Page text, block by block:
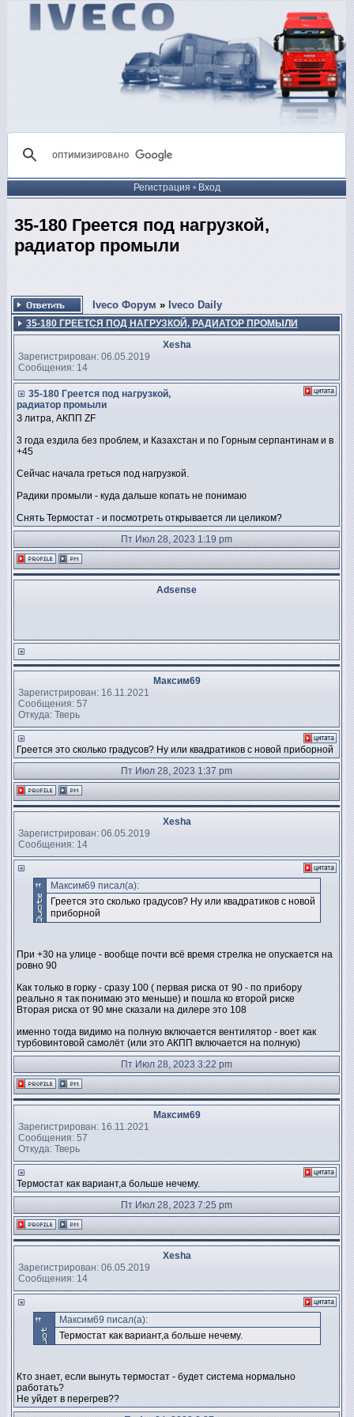
Регистрация • Вход
35-180 Греется под нагрузкой,
радиатор промыли
Iveco Форум » Iveco Daily
35-180 ГРЕЕТСЯ ПОД НАГРУЗКОЙ, РАДИАТОР ПРОМЫЛИ
Xesha
Зарегистрирован: 06.05.2019
Сообщения: 14
35-180 Греется под нагрузкой,
радиатор промыли
З литра, АКПП ZF
3 года ездила без проблем, и Казахстан и по Горным серпантинам и в
+45
Сейчас начала греться под нагрузкой.
Радики промыли - куда дальше копать не понимаю
Снять Термостат - и посмотреть открывается ли целиком?
Пт Июл 28, 2023 1:19 pm
Adsense
Максим69
Зарегистрирован: 16.11.2021
Сообщения: 57
Откуда: Тверь
Греется это сколько градусов? Ну или квадратиков с новой приборной
Пт Июл 28, 2023 1:37 pm
Xesha
Зарегистрирован: 06.05.2019
Сообщения: 14
Максим69 писал(а):
Греется это сколько градусов? Ну или квадратиков с новой
приборной
При +30 на улице - вообще почти всё время стрелка не опускается на
ровно 90
Как только в горку - сразу 100 ( первая риска от 90 - по прибору
реально я так понимаю это меньше) и пошла ко второй риске
Вторая риска от 90 мне сказали на дилере это 108
именно тогда видимо на полную включается вентилятор - воет как
турбовинтовой самолёт (или это АКПП включается на полную)
Пт Июл 28, 2023 3:22 pm
Максим69
Зарегистрирован: 16.11.2021
Сообщения: 57
Откуда: Тверь
Термостат как вариант,а больше нечему.
Пт Июл 28, 2023 7:25 pm
Xesha
Зарегистрирован: 06.05.2019
Сообщения: 14
Максим69 писал(а):
Термостат как вариант,а больше нечему.
Кто знает, если вынуть термостат - будет система нормально
работать?
Не уйдет в перегрев??